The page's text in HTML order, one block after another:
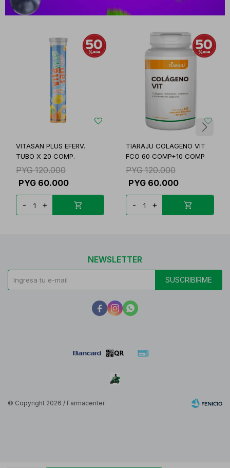
Productos que te pueden interesar
VITASAN PLUS EFERV.
TUBO X 20 COMP.
PYG 120.000
PYG 60.000
- +
TIARAJU COLAGENO VIT
FCO 60 COMP+10 COMP
PYG 120.000
PYG 60.000
- +
NEWSLETTER
SUSCRIBIRME
  
© Copyright 2026 / Farmacenter